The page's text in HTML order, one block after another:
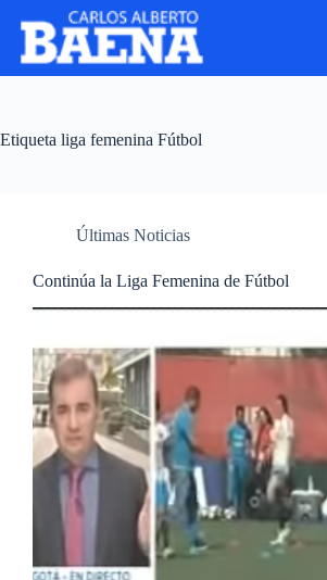
Etiqueta liga femenina Fútbol
Últimas Noticias
Continúa la Liga Femenina de Fútbol